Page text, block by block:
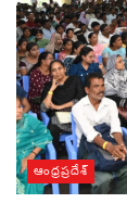
ఆంధ్రప్రదేశ్